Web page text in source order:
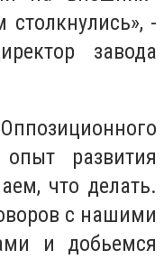
-
завода
развития
что делать.
с нашими
и добьемся